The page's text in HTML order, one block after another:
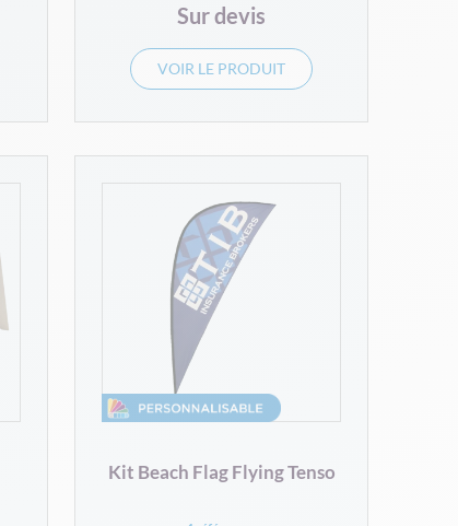
Sur devis
VOIR LE PRODUIT
Kit Beach Flag Flying Tenso